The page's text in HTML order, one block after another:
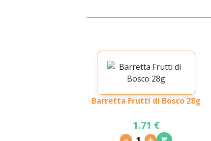
Barretta Frutti di Bosco 28g
1.71 €